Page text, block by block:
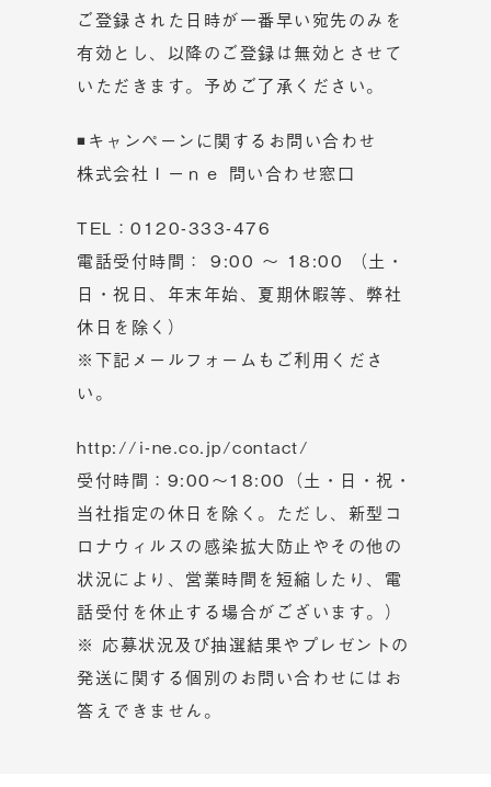
ご登録された日時が一番早い宛先のみを
有効とし、以降のご登録は無効とさせて
いただきます。予めご了承ください。
◾キャンペーンに関するお問い合わせ
株式会社Ｉーｎｅ 問い合わせ窓口
TEL：0120-333-476
電話受付時間： 9:00 ～ 18:00 （土・
日・祝日、年末年始、夏期休暇等、弊社
休日を除く）
※下記メールフォームもご利用くださ
い。
http://i-ne.co.jp/contact/
受付時間：9:00〜18:00（土・日・祝・
当社指定の休日を除く。ただし、新型コ
ロナウィルスの感染拡大防止やその他の
状況により、営業時間を短縮したり、電
話受付を休止する場合がございます。）
※ 応募状況及び抽選結果やプレゼントの
発送に関する個別のお問い合わせにはお
答えできません。